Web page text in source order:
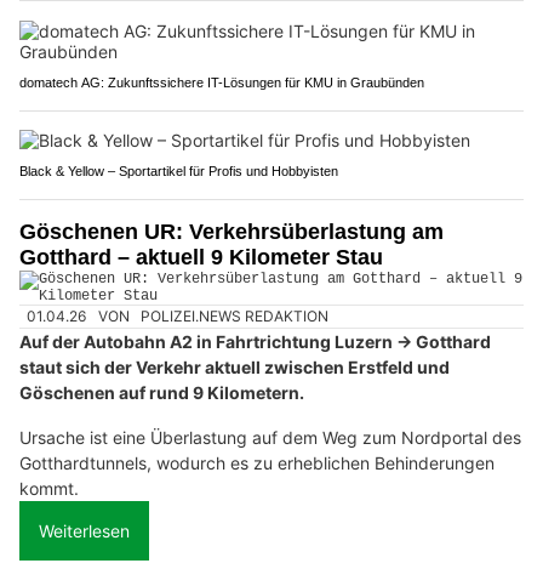
domatech AG: Zukunftssichere IT-Lösungen für KMU in Graubünden
Black & Yellow – Sportartikel für Profis und Hobbyisten
Göschenen UR: Verkehrsüberlastung am
Gotthard – aktuell 9 Kilometer Stau
01.04.26 VON POLIZEI.NEWS REDAKTION
Auf der Autobahn A2 in Fahrtrichtung Luzern → Gotthard
staut sich der Verkehr aktuell zwischen Erstfeld und
Göschenen auf rund 9 Kilometern.
Ursache ist eine Überlastung auf dem Weg zum Nordportal des
Gotthardtunnels, wodurch es zu erheblichen Behinderungen
kommt.
Weiterlesen